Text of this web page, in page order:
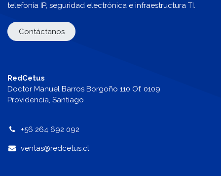
telefonía IP, seguridad electrónica e infraestructura TI.
Contáctanos
RedCetus
Doctor Manuel Barros Borgoño 110 Of. 0109
Providencia, Santiago
+56 264 692 092
ventas@redcetus.cl